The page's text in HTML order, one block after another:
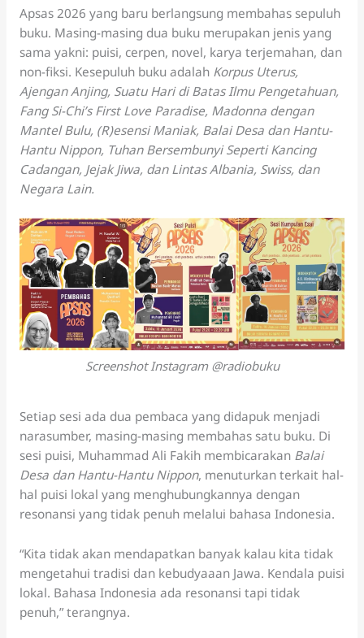
Apsas 2026 yang baru berlangsung membahas sepuluh
buku. Masing-masing dua buku merupakan jenis yang
sama yakni: puisi, cerpen, novel, karya terjemahan, dan
non-fiksi. Kesepuluh buku adalah Korpus Uterus,
Ajengan Anjing, Suatu Hari di Batas Ilmu Pengetahuan,
Fang Si-Chi’s First Love Paradise, Madonna dengan
Mantel Bulu, (R)esensi Maniak, Balai Desa dan Hantu-
Hantu Nippon, Tuhan Bersembunyi Seperti Kancing
Cadangan, Jejak Jiwa, dan Lintas Albania, Swiss, dan
Negara Lain.
Screenshot Instagram @radiobuku
Setiap sesi ada dua pembaca yang didapuk menjadi
narasumber, masing-masing membahas satu buku. Di
sesi puisi, Muhammad Ali Fakih membicarakan Balai
Desa dan Hantu-Hantu Nippon, menuturkan terkait hal-
hal puisi lokal yang menghubungkannya dengan
resonansi yang tidak penuh melalui bahasa Indonesia.
“Kita tidak akan mendapatkan banyak kalau kita tidak
mengetahui tradisi dan kebudyaaan Jawa. Kendala puisi
lokal. Bahasa Indonesia ada resonansi tapi tidak
penuh,” terangnya.